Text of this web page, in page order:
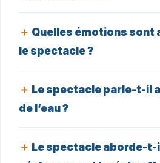
Quelles émotions sont
le spectacle ?
Le spectacle parle-t-il
de l’eau ?
Le spectacle aborde-t-